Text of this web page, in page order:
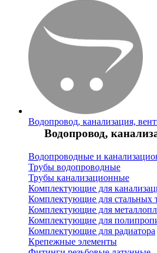
Водопровод, канализация,
Водопровод,
Водопроводные и
Трубы водопроводные
Трубы канализационные
Комплектующие для
Комплектующие для стальных
Комплектующие для
Комплектующие для
Комплектующие для радиатора
Крепежные элементы